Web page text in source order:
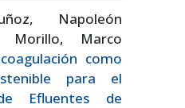
Napoleón
Morillo, Marco
como
para el
Efluentes de